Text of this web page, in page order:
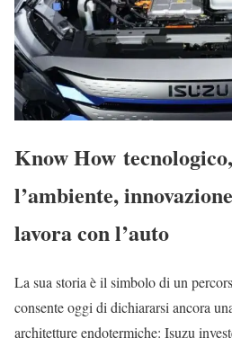
Know How
l’ambiente,
lavora con l’auto
La sua storia è il simbolo di un
consente oggi di dichiararsi ancora
architetture endotermiche: Isuzu